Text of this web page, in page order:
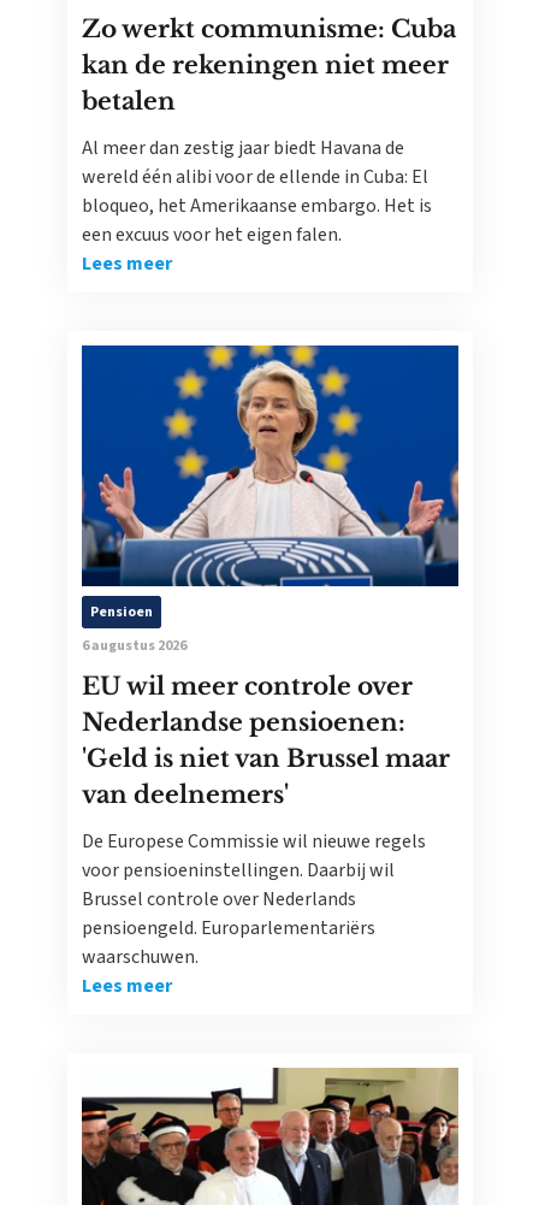
Zo werkt communisme: Cuba
kan de rekeningen niet meer
betalen
Al meer dan zestig jaar biedt Havana de
wereld één alibi voor de ellende in Cuba: El
bloqueo, het Amerikaanse embargo. Het is
een excuus voor het eigen falen.
Lees meer
Pensioen
6 augustus 2026
EU wil meer controle over
Nederlandse pensioenen:
'Geld is niet van Brussel maar
van deelnemers'
De Europese Commissie wil nieuwe regels
voor pensioeninstellingen. Daarbij wil
Brussel controle over Nederlands
pensioengeld. Europarlementariërs
waarschuwen.
Lees meer